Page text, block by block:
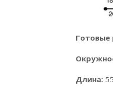
Готовые
Длина: